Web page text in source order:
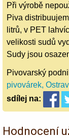
Při výrobě
Piva
litrů, v PET
velikosti sudů
Sudy jsou
Pivovarský
pivovárek,
sdílej na:
Hodnocení